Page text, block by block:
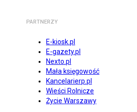
PARTNERZY
E-kiosk.pl
E-gazety.pl
Nexto.pl
Mała księgowość
Kancelarierp.pl
Wieści Rolnicze
Życie Warszawy